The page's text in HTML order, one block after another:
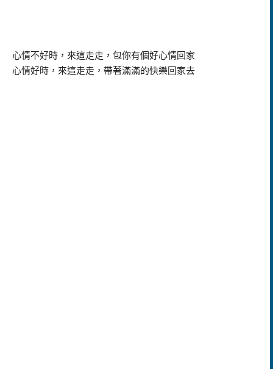
心情不好時，來這走走，包你有個好心情回家
心情好時，來這走走，帶著滿滿的快樂回家去